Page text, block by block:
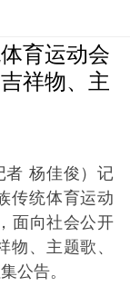
育运动会
祥物、主
杨佳俊）记
传统体育运动
面向社会公开
、主题歌、
公告。